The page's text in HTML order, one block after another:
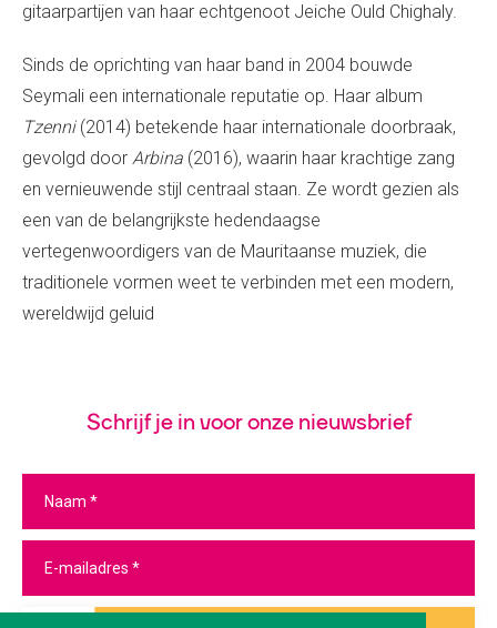
gitaarpartijen van haar echtgenoot Jeiche Ould Chighaly.
Sinds de oprichting van haar band in 2004 bouwde
Seymali een internationale reputatie op. Haar album
Tzenni(2014) betekende haar internationale doorbraak,
gevolgd door Arbina (2016), waarin haar krachtige zang
en vernieuwende stijl centraal staan. Ze wordt gezien als
een van de belangrijkste hedendaagse
vertegenwoordigers van de Mauritaanse muziek, die
traditionele vormen weet te verbinden met een modern,
wereldwijd geluid
Schrijf je in voor onze nieuwsbrief